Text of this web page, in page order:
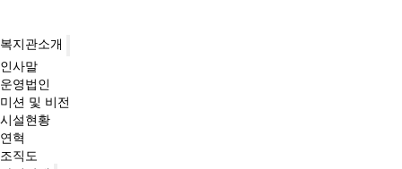
복지관소개
인사말
운영법인
미션 및 비전
시설현황
연혁
조직도